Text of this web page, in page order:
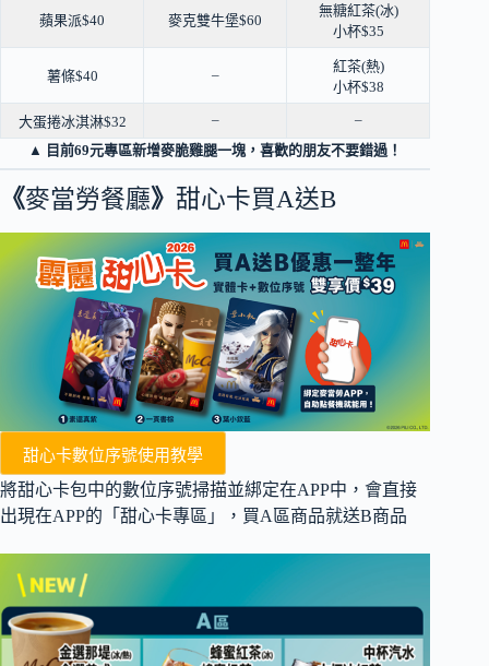
蘋果派$40 麥克雙牛堡$60
無糖紅茶(冰)
小杯$35
薯條$40 –
紅茶(熱)
小杯$38
大蛋捲冰淇淋$32 –
–
▲ 目前69元專區新增麥脆雞腿一塊，喜歡的朋友不要錯過！
《麥當勞餐廳》 甜心卡買A送B
甜心卡數位序號使用教學
將甜心卡包中的數位序號掃描並綁定在APP中，會直接
出現在APP的「甜心卡專區」，買A區商品就送B商品